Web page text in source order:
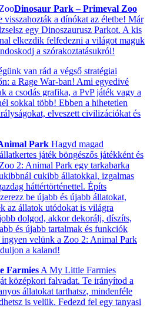
Dinosaur Park – Primeval Zoo
visszahozták a dínókat az életbe! Már
egy Dinoszaurusz Parkot. A kis
elkezdik felfedezni a világot maguk
a szórakoztatásukról!
van rád a végső stratégiai
a Rage War-ban! Ami egyedivé
a csodás grafika, a PvP játék vagy a
sokkal több! Ebben a hihetetlen
elveszett civilizációkat és
Park Hagyd magad
játék böngészős játékként és
2: Animal Park egy tarkabarka
cukibb állatokkal, izgalmas
háttértörténettel. Építs
be újabb és újabb állatokat,
az állatok utódokat is világra
dolgod, akkor dekorálj, díszíts,
és újabb tartalmak és funkciók
ingyen velünk a Zoo 2: Animal Park
a kaland!
Farmies A My Little Farmies
középkori falvadat. Te irányítod a
állatokat tarthatsz, mindenféle
is velük. Fedezd fel egy tanyasi